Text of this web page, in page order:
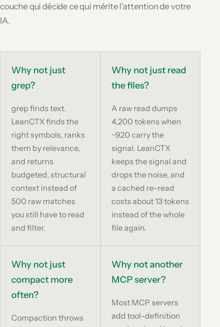
couche qui décide ce qui mérite l'attention de votre
IA.
Why not just
grep?
grep finds text.
LeanCTX finds the
right symbols, ranks
them by relevance,
and returns
budgeted, structural
context instead of
500 raw matches
you still have to read
and filter.
Why not just read
the files?
A raw read dumps
4,200 tokens when
~920 carry the
signal. LeanCTX
keeps the signal and
drops the noise, and
a cached re-read
costs about 13 tokens
instead of the whole
file again.
Why not just
compact more
often?
Compaction throws
Why not another
MCP server?
Most MCP servers
add tool-definition